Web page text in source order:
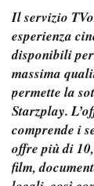
Il servizio
esperienza
disponibili
massima
permette la
Starzplay.
comprende i
offre più di
film,